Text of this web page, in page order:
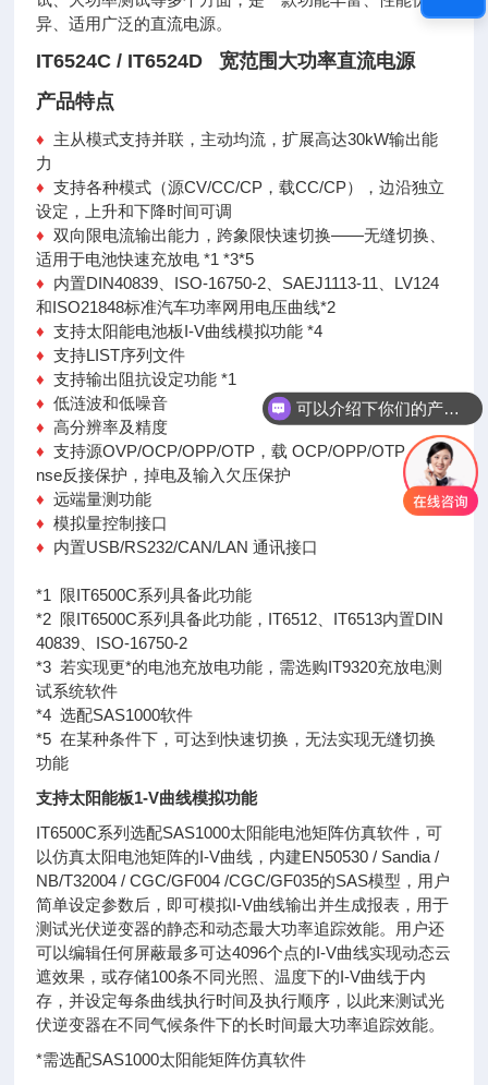
异、适用广泛的直流电源。
IT6524C / IT6524D 宽范围大功率直流电源
产品特点
♦ 主从模式支持并联，主动均流，扩展高达30kW输出能
力
♦支持各种模式（源CV/CC/CP，载CC/CP），边沿独立
设定，上升和下降时间可调
♦双向限电流输出能力，跨象限快速切换——无缝切换、
适用于电池快速充放电 *1 *3*5
♦ 内置DIN40839、ISO-16750-2、SAEJ1113-11、LV124
和ISO21848标准汽车功率网用电压曲线*2
♦支持太阳能电池板I-V曲线模拟功能 *4
♦支持LIST序列文件
♦支持输出阻抗设定功能 *1
♦低涟波和低噪音
♦高分辨率及精度
♦支持源OVP/OCP/OPP/OTP，载 OCP/OPP/OTP，Vse
nse反接保护，掉电及输入欠压保护
♦远端量测功能
♦模拟量控制接口
♦ 内置USB/RS232/CAN/LAN 通讯接口
*1 限IT6500C系列具备此功能
*2 限IT6500C系列具备此功能，IT6512、IT6513内置DIN
40839、ISO-16750-2
*3 若实现更*的电池充放电功能，需选购IT9320充放电测
试系统软件
*4 选配SAS1000软件
*5 在某种条件下，可达到快速切换，无法实现无缝切换
功能
支持太阳能板1-V曲线模拟功能
IT6500C系列选配SAS1000太阳能电池矩阵仿真软件，可
以仿真太阳电池矩阵的I-V曲线，内建EN50530 / Sandia /
NB/T32004 / CGC/GF004 /CGC/GF035的SAS模型，用户
简单设定参数后，即可模拟I-V曲线输出并生成报表，用于
测试光伏逆变器的静态和动态最大功率追踪效能。用户还
可以编辑任何屏蔽最多可达4096个点的I-V曲线实现动态云
遮效果，或存储100条不同光照、温度下的I-V曲线于内
存，并设定每条曲线执行时间及执行顺序，以此来测试光
伏逆变器在不同气候条件下的长时间最大功率追踪效能。
*需选配SAS1000太阳能矩阵仿真软件
可以介绍下你们的产品么